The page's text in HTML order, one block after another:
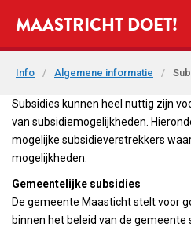
MAASTRICHT DOET!
Info / Algemene informatie /
Subsidies kunnen heel nuttig zijn
van subsidiemogelijkheden.
mogelijke subsidieverstrekkers
mogelijkheden.
Gemeentelijke subsidies
De gemeente Maasticht stelt voor
binnen het beleid van de gemeente